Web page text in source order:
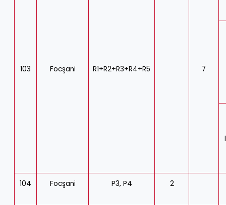
103 Focşani R1+R2+R3+R4+R5 7
104 Focşani P3, P4 2